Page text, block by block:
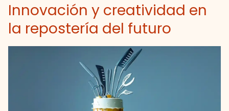
Innovación y creatividad en
la repostería del futuro